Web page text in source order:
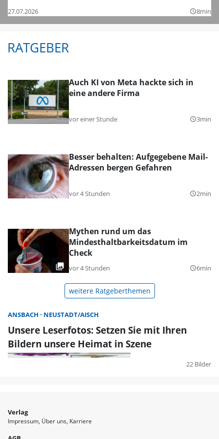
27.07.2026 query_builder8min
RATGEBER
Auch KI von Meta hackte sich in
eine andere Firma
vor einer Stunde query_builder3min
Besser behalten: Aufgegebene Mail-
Adressen bergen Gefahren
vor 4 Stunden query_builder2min
Mythen rund um das
Mindesthaltbarkeitsdatum im
Check
vor 4 Stunden query_builder6min
weitere Ratgeberthemen
ANSBACH NEUSTADT/AISCH
Unsere Leserfotos: Setzen Sie mit Ihren
Bildern unsere Heimat in Szene
22 Bilder
Verlag
Impressum Über uns Karriere